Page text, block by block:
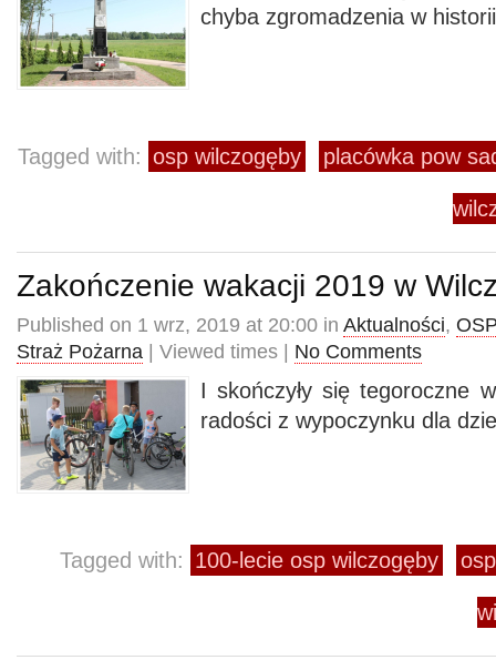
chyba zgromadzenia w
Tagged with: osp wilczogęby placówka pow
Zakończenie wakacji 2019 w
Published on 1 wrz, 2019 at 20:00 in Aktualności,
Straż Pożarna | Viewed times | No Comments
I skończyły się tegoroczne
radości z wypoczynku dla
Tagged with: 100-lecie osp wilczogęby